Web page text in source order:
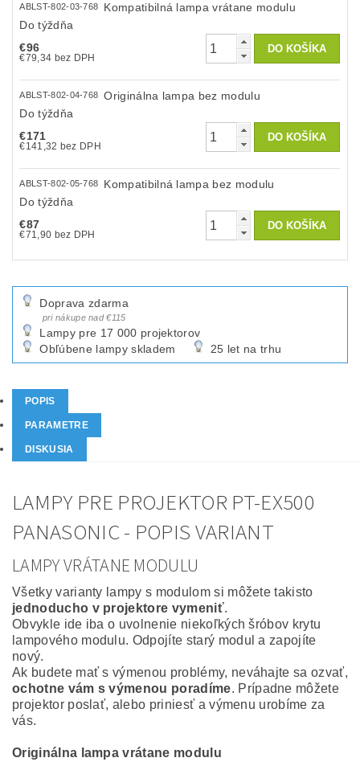
ABLST-802-03-768
Kompatibilná lampa vrátane modulu
Do týždňa
€96
€79,34 bez DPH
ABLST-802-04-768
Originálna lampa bez modulu
Do týždňa
€171
€141,32 bez DPH
ABLST-802-05-768
Kompatibilná lampa bez modulu
Do týždňa
€87
€71,90 bez DPH
Doprava zdarma
pri nákupe nad €115
Lampy pre 17 000 projektorov
Obľúbene lampy skladem
25 let na trhu
POPIS
PARAMETRE
DISKUSIA
LAMPY PRE PROJEKTOR PT-EX500
PANASONIC - POPIS VARIANT
LAMPY VRÁTANE MODULU
Všetky varianty lampy s modulom si môžete takisto
jednoducho v projektore vymeniť.
Obvykle ide iba o uvolnenie niekoľkých šróbov krytu
lampového modulu. Odpojíte starý modul a zapojíte
nový.
Ak budete mať s výmenou problémy, neváhajte sa ozvať,
ochotne vám s výmenou poradíme. Prípadne môžete
projektor poslať, alebo priniesť a výmenu urobíme za
vás.
Originálna lampa vrátane modulu